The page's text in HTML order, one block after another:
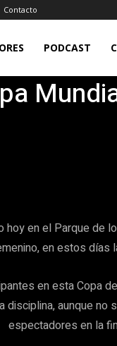
Contacto
PODCAST
hoy en el Parque de
en estos días
en esta Copa
disciplina, aunque
espectadores en la